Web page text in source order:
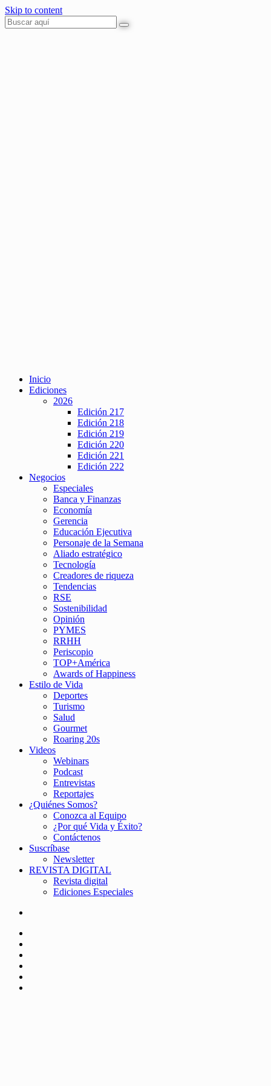
Skip to content
Inicio
Ediciones
2026
Edición 217
Edición 218
Edición 219
Edición 220
Edición 221
Edición 222
Negocios
Especiales
Banca y Finanzas
Economía
Gerencia
Educación Ejecutiva
Personaje de la Semana
Aliado estratégico
Tecnología
Creadores de riqueza
Tendencias
RSE
Sostenibilidad
Opinión
PYMES
RRHH
Periscopio
TOP+América
Awards of Happiness
Estilo de Vida
Deportes
Turismo
Salud
Gourmet
Roaring 20s
Videos
Webinars
Podcast
Entrevistas
Reportajes
¿Quiénes Somos?
Conozca al Equipo
¿Por qué Vida y Éxito?
Contáctenos
Suscríbase
Newsletter
REVISTA DIGITAL
Revista digital
Ediciones Especiales